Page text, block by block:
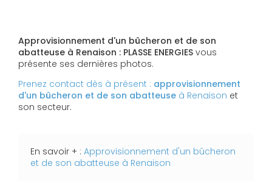
Approvisionnement d'un bûcheron et de son
abatteuse à Renaison : PLASSE ENERGIES vous
présente ses dernières photos.
Prenez contact dès à présent : approvisionnement
d'un bûcheron et de son abatteuse à Renaison et
son secteur.
En savoir + : Approvisionnement d'un bûcheron
et de son abatteuse à Renaison